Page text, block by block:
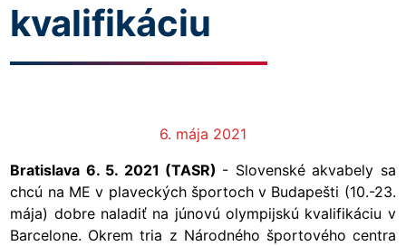
kvalifikáciu
6. mája 2021
Bratislava 6. 5. 2021 (TASR) - Slovenské akvabely sa
chcú na ME v plaveckých športoch v Budapešti (10.-23.
mája) dobre naladiť na júnovú olympijskú kvalifikáciu v
Barcelone. Okrem tria z Národného športového centra